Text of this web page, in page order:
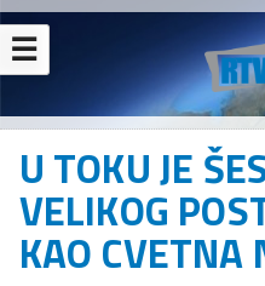
☰
U TOKU JE
VELIKOG
KAO CVETNA